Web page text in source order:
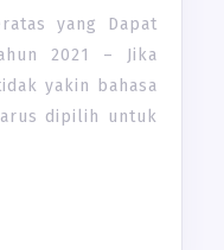
yang Dapat
2021 – Jika
yakin bahasa
dipilih untuk